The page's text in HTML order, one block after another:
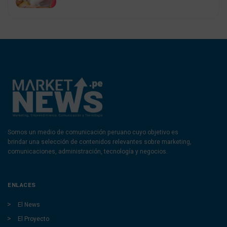
Somos un medio de comunicación peruano cuyo objetivo es
brindar una selección de contenidos relevantes sobre marketing,
comunicaciones, administración, tecnología y negocios.
ENLACES
El News
El Proyecto